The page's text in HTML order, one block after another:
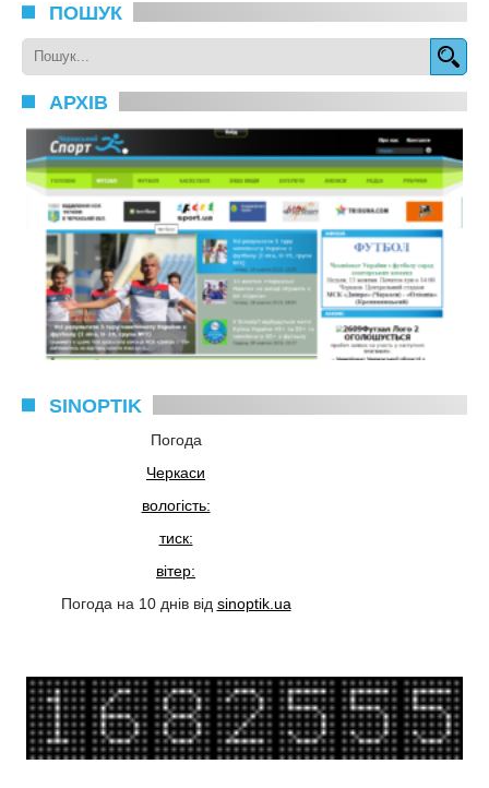
ПОШУК
АРХІВ
SINOPTIK
Погода
Черкаси
вологість:
тиск:
вітер:
Погода на 10 днів від sinoptik.ua